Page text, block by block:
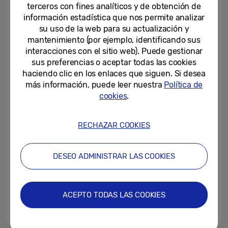
nuevos Galaxy S22 5G y...
Un estudio revela que Galaxy
Buds Pro son eficaces para las
personas con pérdida de...
30-03-2021
de todos
17-03-2021
experiencia de audio y S Pen
terceros con fines analíticos y de obtención de
información estadística que nos permite analizar
su uso de la web para su actualización y
mantenimiento (por ejemplo, identificando sus
interacciones con el sitio web). Puede gestionar
sus preferencias o aceptar todas las cookies
haciendo clic en los enlaces que siguen. Si desea
más información, puede leer nuestra Política de
cookies.
RECHAZAR COOKIES
DESEO ADMINISTRAR LAS COOKIES
ACEPTO TODAS LAS COOKIES